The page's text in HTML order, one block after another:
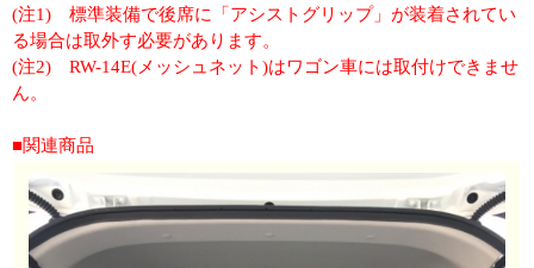
(注1) 標準装備で後席に「アシストグリップ」が装着されてい
る場合は取外す必要があります。
(注2) RW-14E(メッシュネット)はワゴン車には取付けできませ
ん。
■関連商品